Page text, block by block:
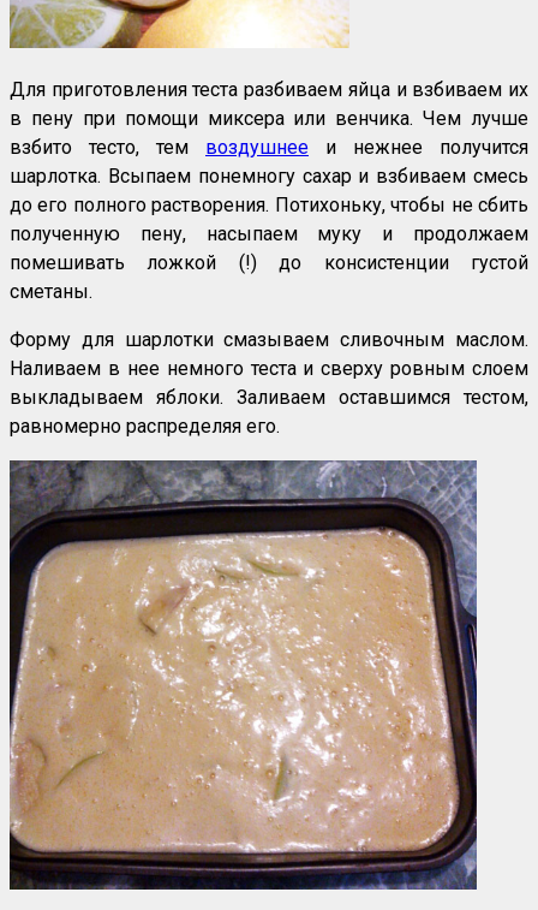
Для приготовления теста разбиваем яйца и взбиваем их
в пену при помощи миксера или венчика. Чем лучше
взбито тесто, тем воздушнее и нежнее получится
шарлотка. Всыпаем понемногу сахар и взбиваем смесь
до его полного растворения. Потихоньку, чтобы не сбить
полученную пену, насыпаем муку и продолжаем
помешивать ложкой (!) до консистенции густой
сметаны.
Форму для шарлотки смазываем сливочным маслом.
Наливаем в нее немного теста и сверху ровным слоем
выкладываем яблоки. Заливаем оставшимся тестом,
равномерно распределяя его.